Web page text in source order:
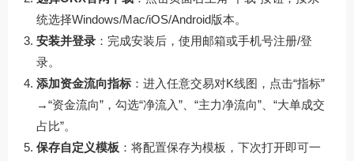
统选择Windows/Mac/iOS/Android版本。
安装并登录 ：完成安装后，使用邮箱或手机号注册/登
录。
添加资金流向指标 ：进入任意交易对K线图，点击“指标”
→“资金流向”，勾选“净流入”、“主力净流向”、“大单成交
占比”。
保存自定义模板 ：将配置保存为模板，下次打开即可一